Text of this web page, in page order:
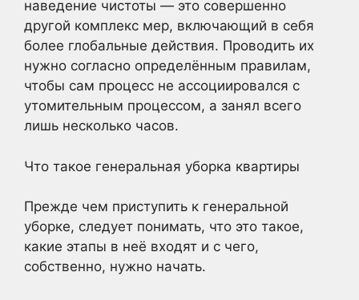
наведение чистоты — это совершенно
другой комплекс мер, включающий в себя
более глобальные действия. Проводить их
нужно согласно определённым правилам,
чтобы сам процесс не ассоциировался с
утомительным процессом, а занял всего
лишь несколько часов.
Что такое генеральная уборка квартиры
Прежде чем приступить к генеральной
уборке, следует понимать, что это такое,
какие этапы в неё входят и с чего,
собственно, нужно начать.